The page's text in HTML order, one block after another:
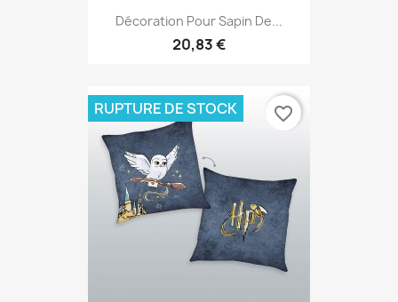
Décoration Pour Sapin De...
20,83 €
RUPTURE DE STOCK favorite_border